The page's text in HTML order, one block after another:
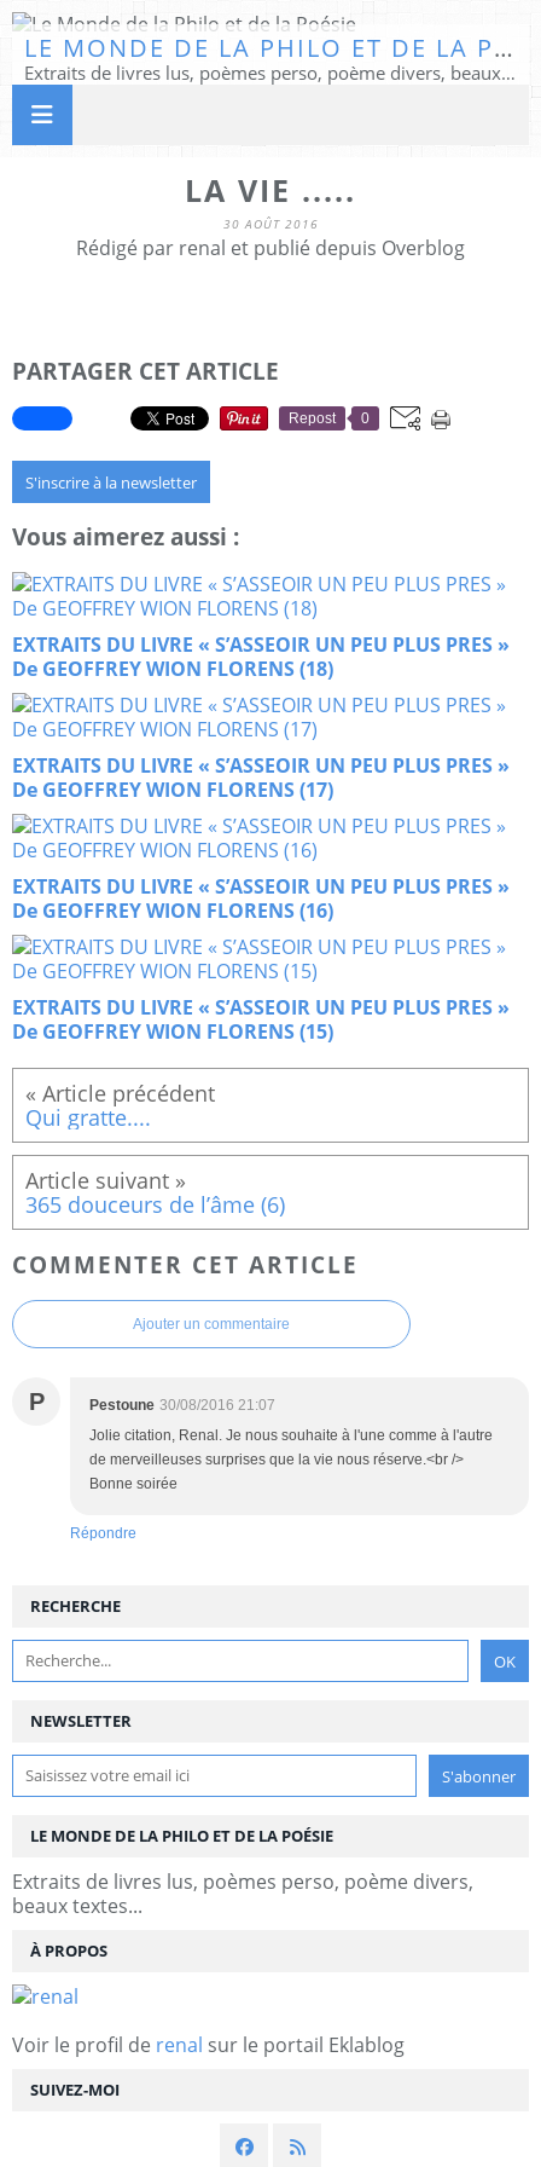
LE MONDE DE LA PHILO ET DE LA POÉSIE
Extraits de livres lus, poèmes perso, poème divers, beaux textes...
LA VIE .....
30 AOÛT 2016
Rédigé par renal et publié depuis Overblog
PARTAGER CET ARTICLE
Repost 0
S'inscrire à la newsletter
Vous aimerez aussi :
EXTRAITS DU LIVRE « S’ASSEOIR UN PEU PLUS PRES »
De GEOFFREY WION FLORENS (18)
EXTRAITS DU LIVRE « S’ASSEOIR UN PEU PLUS PRES »
De GEOFFREY WION FLORENS (17)
EXTRAITS DU LIVRE « S’ASSEOIR UN PEU PLUS PRES »
De GEOFFREY WION FLORENS (16)
EXTRAITS DU LIVRE « S’ASSEOIR UN PEU PLUS PRES »
De GEOFFREY WION FLORENS (15)
Qui gratte....
365 douceurs de l’âme (6)
COMMENTER CET ARTICLE
Ajouter un commentaire
P Pestoune 30/08/2016 21:07
Jolie citation, Renal. Je nous souhaite à l'une comme à l'autre
de merveilleuses surprises que la vie nous réserve.<br />
Bonne soirée
Répondre
NEWSLETTER
SUIVEZ-MOI
RECHERCHE
LE MONDE DE LA PHILO ET DE LA POÉSIE
Extraits de livres lus, poèmes perso, poème divers,
beaux textes...
À PROPOS
Voir le profil de renal sur le portail Eklablog